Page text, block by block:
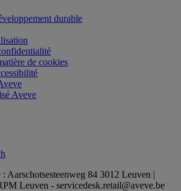
durable
de cookies
Aveve
Aarschotsesteenweg 84 3012 Leuven |
Leuven - servicedesk.retail@aveve.be